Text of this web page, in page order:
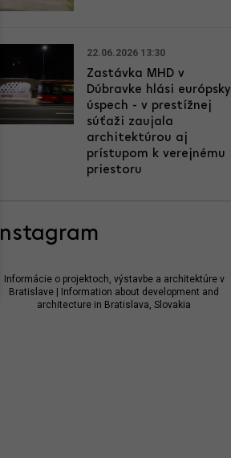
22.06.2026 13:30
Zastávka MHD v
Dúbravke hlási európsky
úspech - v prestížnej
súťaži zaujala
architektúrou aj
prístupom k verejnému
priestoru
Instagram
Informácie o projektoch, výstavbe a architektúre v
Bratislave | Information about development and
architecture in Bratislava, Slovakia